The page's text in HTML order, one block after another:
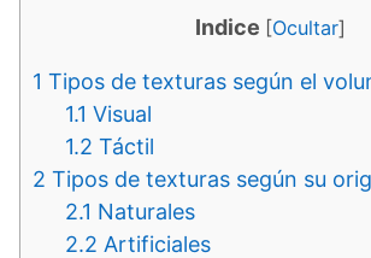
Indice [Ocultar]
1 Tipos de texturas según el
1.1 Visual
1.2 Táctil
2 Tipos de texturas según su
2.1 Naturales
2.2 Artificiales